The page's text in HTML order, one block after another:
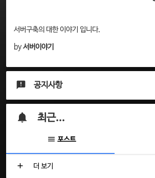
서버구축의 대한 이야기 입니다.
by서버이야기
공지사항
최근...
포스트
더 보기